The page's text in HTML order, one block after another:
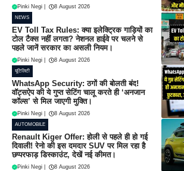
Pinki Negi 8 August 2026
NEWS
EV Toll Tax Rules: क्या इलेक्ट्रिक गाड़ियों का
टोल टैक्स नहीं लगता? नेशनल हाईवे पर चलने से
पहले जानें सरकार का असली नियम।
Pinki Negi 8 August 2026
यूटिलिटी
WhatsApp Security: ठगों की बोलती बंद!
वॉट्सऐप की ये गुप्त सेटिंग चालू करते ही ‘अनजान
कॉल्स’ से मिल जाएगी मुक्ति।
Pinki Negi 8 August 2026
AUTOMOBILE
Renault Kiger Offer: होली से पहले ही हो गई
दिवाली! रेनो की इस दमदार SUV पर मिल रहा है
छप्परफाड़ डिस्काउंट, देखें नई कीमत।
Pinki Negi 8 August 2026